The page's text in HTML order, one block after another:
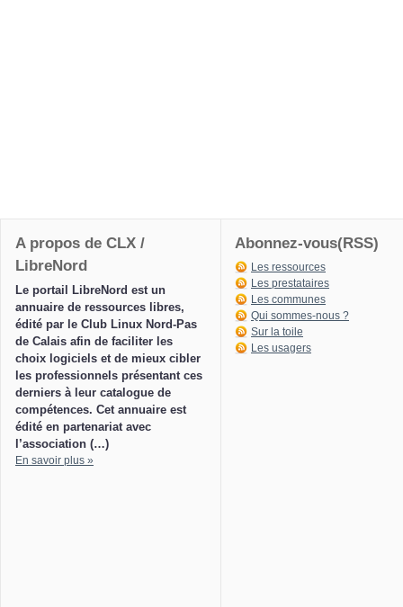
A propos de CLX /
LibreNord
Le portail LibreNord est un
annuaire de ressources libres,
édité par le Club Linux Nord-Pas
de Calais afin de faciliter les
choix logiciels et de mieux cibler
les professionnels présentant ces
derniers à leur catalogue de
compétences. Cet annuaire est
édité en partenariat avec
l’association (…)
En savoir plus »
Abonnez-vous(RSS)
Les ressources
Les prestataires
Les communes
Qui sommes-nous ?
Sur la toile
Les usagers